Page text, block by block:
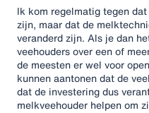
Ik kom regelmatig tegen
zijn, maar dat de
veranderd zijn. Als je dan
veehouders over een of
de meesten er wel voor
kunnen aantonen dat de
dat de investering dus
melkveehouder helpen om